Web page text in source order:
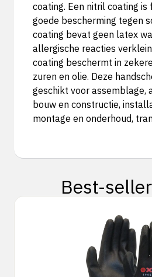
coating. Een nitril coating
goede bescherming tegen
coating bevat geen latex
allergische reacties
coating beschermt in
zuren en olie. Deze
geschikt voor assemblage,
bouw en constructie,
montage en onderhoud,
Best-seller